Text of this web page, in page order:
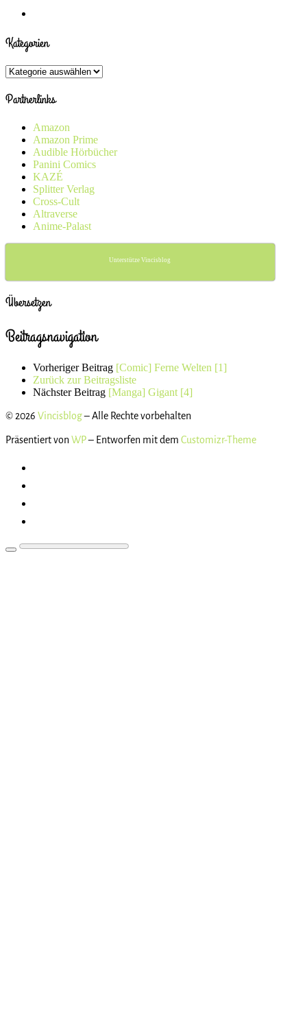
Kategorien
Kategorien
Partnerlinks
Amazon
Amazon Prime
Audible Hörbücher
Panini Comics
KAZÉ
Splitter Verlag
Cross-Cult
Altraverse
Anime-Palast
Unterstütze Vincisblog
Übersetzen
Beitragsnavigation
Vorheriger Beitrag [Comic] Ferne Welten [1]
Zurück zur Beitragsliste
Nächster Beitrag [Manga] Gigant [4]
© 2026 Vincisblog– Alle Rechte vorbehalten
Präsentiert von WP– Entworfen mit dem Customizr-Theme